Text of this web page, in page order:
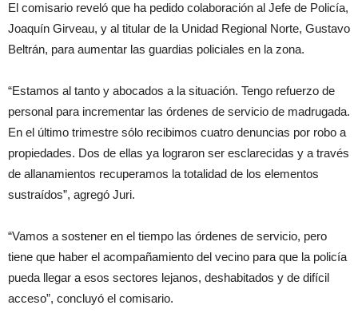
El comisario reveló que ha pedido colaboración al Jefe de Policía,
Joaquín Girveau, y al titular de la Unidad Regional Norte, Gustavo
Beltrán, para aumentar las guardias policiales en la zona.
“Estamos al tanto y abocados a la situación. Tengo refuerzo de
personal para incrementar las órdenes de servicio de madrugada.
En el último trimestre sólo recibimos cuatro denuncias por robo a
propiedades. Dos de ellas ya lograron ser esclarecidas y a través
de allanamientos recuperamos la totalidad de los elementos
sustraídos”, agregó Juri.
“Vamos a sostener en el tiempo las órdenes de servicio, pero
tiene que haber el acompañamiento del vecino para que la policía
pueda llegar a esos sectores lejanos, deshabitados y de difícil
acceso”, concluyó el comisario.